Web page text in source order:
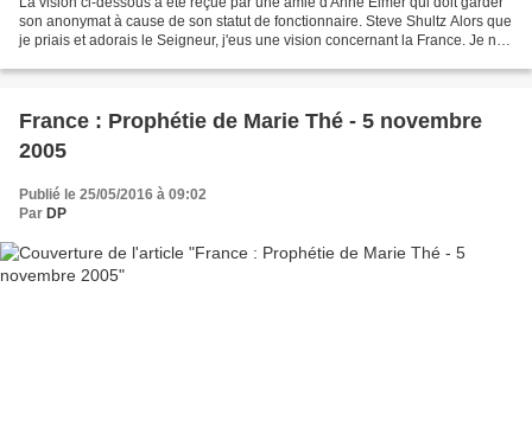
son anonymat à cause de son statut de fonctionnaire. Steve Shultz Alors que
je priais et adorais le Seigneur, j'eus une vision concernant la France. Je ne
France : Prophétie de Marie Thé - 5 novembre
2005
Publié le 25/05/2016 à 09:02
Par DP